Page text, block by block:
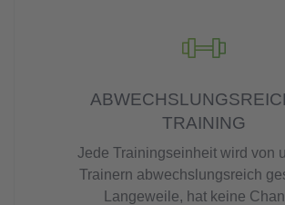
TRAINING
Jede Trainingseinheit wird von
Trainern abwechslungsreich
Langeweile, hat keine